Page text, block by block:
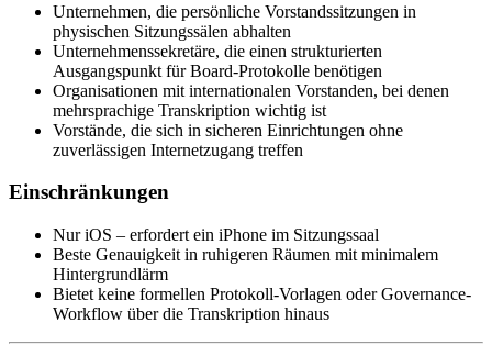
Unternehmen, die persönliche Vorstandssitzungen in
physischen Sitzungssälen abhalten
Unternehmenssekretäre, die einen strukturierten
Ausgangspunkt für Board-Protokolle benötigen
Organisationen mit internationalen Vorstanden, bei denen
mehrsprachige Transkription wichtig ist
Vorstände, die sich in sicheren Einrichtungen ohne
zuverlässigen Internetzugang treffen
Einschränkungen
Nur iOS – erfordert ein iPhone im Sitzungssaal
Beste Genauigkeit in ruhigeren Räumen mit minimalem
Hintergrundlärm
Bietet keine formellen Protokoll-Vorlagen oder Governance-
Workflow über die Transkription hinaus